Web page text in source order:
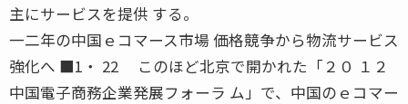
主にサービスを提供 する。
一二年の中国ｅコマース市場 価格競争から物流サービス
強化へ ■1・ 22 このほど北京で開かれた「２０ １２
中国電子商務企業発展フォーラ ム」で、中国のｅコマー